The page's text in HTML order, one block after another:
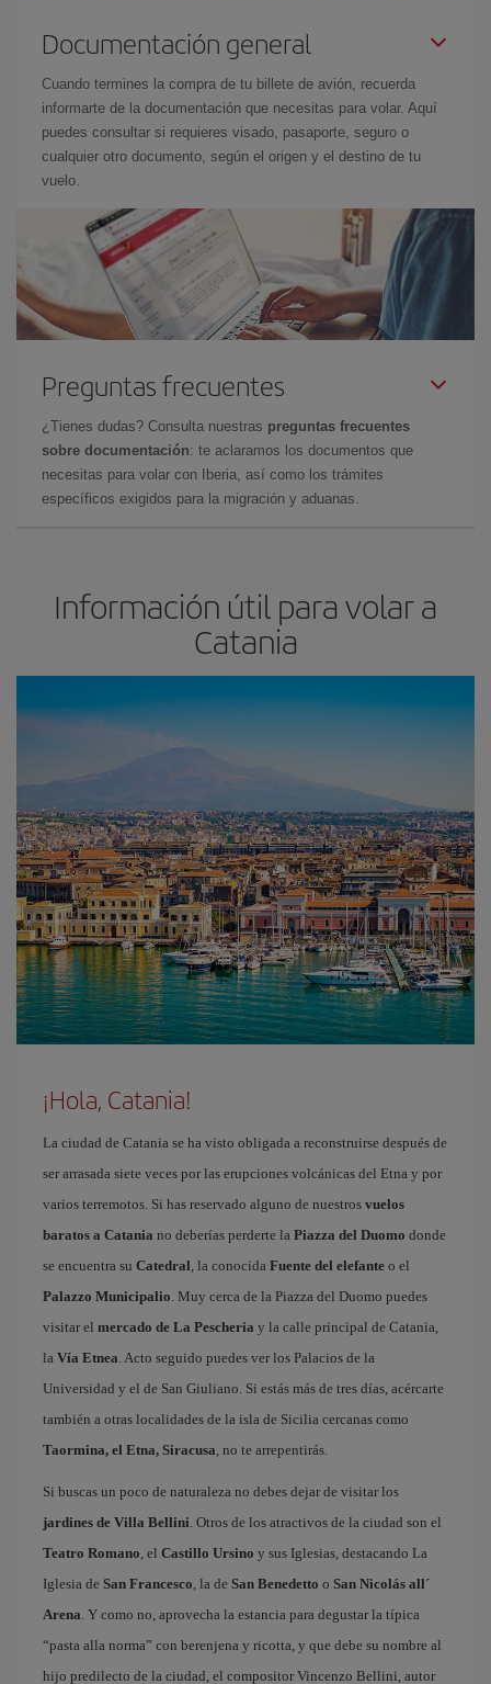
Documentación general
Cuando termines la compra de tu billete de avión, recuerda
informarte de la documentación que necesitas para volar. Aquí
puedes consultar si requieres visado, pasaporte, seguro o
cualquier otro documento, según el origen y el destino de tu
vuelo.
Preguntas frecuentes
¿Tienes dudas? Consulta nuestras preguntas frecuentes
sobre documentación: te aclaramos los documentos que
necesitas para volar con Iberia, así como los trámites
específicos exigidos para la migración y aduanas.
Información útil para volar a
Catania
¡Hola, Catania!
La ciudad de Catania se ha visto obligada a reconstruirse después de
ser arrasada siete veces por las erupciones volcánicas del Etna y por
varios terremotos. Si has reservado alguno de nuestros vuelos
baratos a Catania no deberías perderte la Piazza del Duomo donde
se encuentra su Catedral, la conocida Fuente del elefante o el
Palazzo Municipalio. Muy cerca de la Piazza del Duomo puedes
visitar el mercado de La Pescheria y la calle principal de Catania,
la Vía Etnea. Acto seguido puedes ver los Palacios de la
Universidad y el de San Giuliano. Si estás más de tres días, acércarte
también a otras localidades de la isla de Sicilia cercanas como
Taormina, el Etna, Siracusa, no te arrepentirás.
Si buscas un poco de naturaleza no debes dejar de visitar los
jardines de Villa Bellini. Otros de los atractivos de la ciudad son el
Teatro Romano, el Castillo Ursino y sus Iglesias, destacando La
Iglesia de San Francesco, la de San Benedetto o San Nicolás all´
Arena. Y como no, aprovecha la estancia para degustar la típica
“pasta alla norma” con berenjena y ricotta, y que debe su nombre al
hijo predilecto de la ciudad, el compositor Vincenzo Bellini, autor